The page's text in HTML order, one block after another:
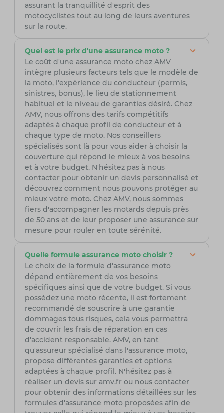
assurant la tranquillité d'esprit des
motocyclistes tout au long de leurs aventures
sur la route.
Quel est le prix d'une assurance moto ?
Le coût d'une assurance moto chez AMV
intègre plusieurs facteurs tels que le modèle de
la moto, l'expérience du conducteur (permis,
sinistres, bonus), le lieu de stationnement
habituel et le niveau de garanties désiré. Chez
AMV, nous offrons des tarifs compétitifs
adaptés à chaque profil de conducteur et à
chaque type de moto. Nos conseillers
spécialisés sont là pour vous aider à choisir la
couverture qui répond le mieux à vos besoins
et à votre budget. N'hésitez pas à nous
contacter pour obtenir un devis personnalisé et
découvrez comment nous pouvons protéger au
mieux votre moto. Chez AMV, nous sommes
fiers d'accompagner les motards depuis près
de 50 ans et de leur proposer une assurance sur
mesure pour rouler en toute sérénité.
Quelle formule assurance moto choisir ?
Le choix de la formule d'assurance moto
dépend entièrement de vos besoins
spécifiques ainsi que de votre budget. Si vous
possédez une moto récente, il est fortement
recommandé de souscrire à une garantie
dommages tous risques, cela vous permettra
de couvrir les frais de réparation en cas
d'accident responsable. AMV, en tant
qu'assureur spécialisé dans l'assurance moto,
propose différentes garanties et options
adaptées à chaque profil. N'hésitez pas à
réaliser un devis sur amv.fr ou nous contacter
pour obtenir des informations détaillées sur les
formules d'assurance moto proposées afin de